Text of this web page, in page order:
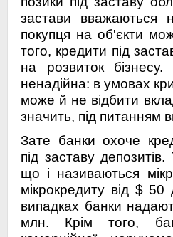
застави вважаються
покупця на об'єкти
того, кредити під
на розвиток
ненадійна: в умовах
може й не відбити
значить, під питанням
Зате банки охоче
під заставу
що і називаються
мікрокредиту від $
випадках банки
млн. Крім того,